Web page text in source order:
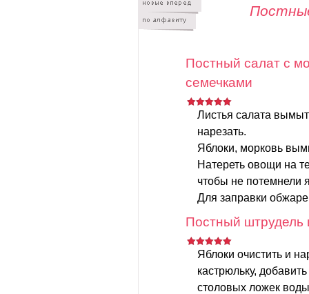
Постный салат с
семечками
Листья салата
нарезать.
Яблоки, морковь
Натереть овощи на
чтобы не потемнели
Для заправки
Постный штрудель
Яблоки очистить и
кастрюльку,
столовых ложек